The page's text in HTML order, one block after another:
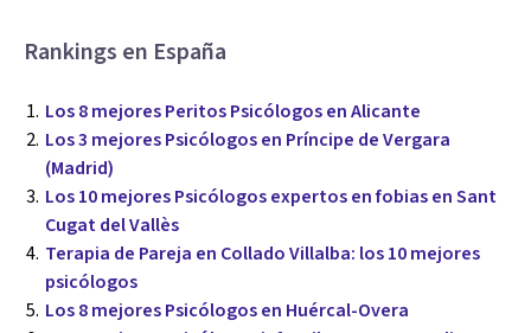
Rankings en España
Los 8 mejores Peritos Psicólogos en Alicante
Los 3 mejores Psicólogos en Príncipe de Vergara
(Madrid)
Los 10 mejores Psicólogos expertos en fobias en Sant
Cugat del Vallès
Terapia de Pareja en Collado Villalba: los 10 mejores
psicólogos
Los 8 mejores Psicólogos en Huércal-Overa